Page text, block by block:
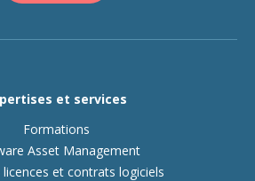
et services
Formations
Asset Management
licences et contrats logiciels